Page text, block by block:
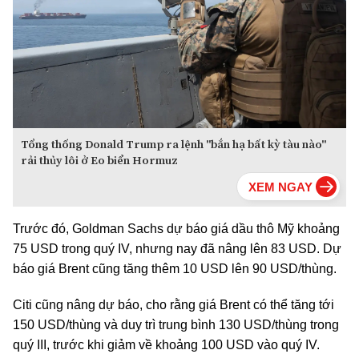
Tổng thống Donald Trump ra lệnh "bắn hạ bất kỳ tàu nào"
rải thủy lôi ở Eo biển Hormuz
Trước đó, Goldman Sachs dự báo giá dầu thô Mỹ khoảng
75 USD trong quý IV, nhưng nay đã nâng lên 83 USD. Dự
báo giá Brent cũng tăng thêm 10 USD lên 90 USD/thùng.
Citi cũng nâng dự báo, cho rằng giá Brent có thể tăng tới
150 USD/thùng và duy trì trung bình 130 USD/thùng trong
quý III, trước khi giảm về khoảng 100 USD vào quý IV.